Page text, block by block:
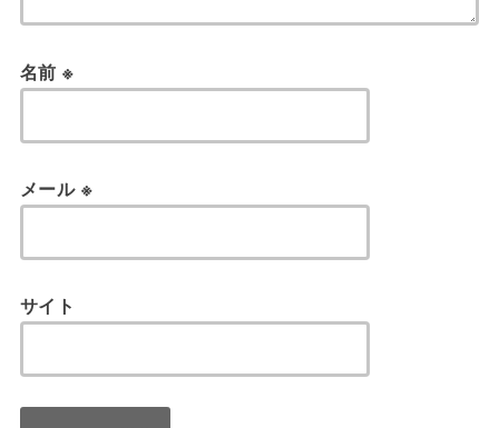
名前※
メール ※
サイト